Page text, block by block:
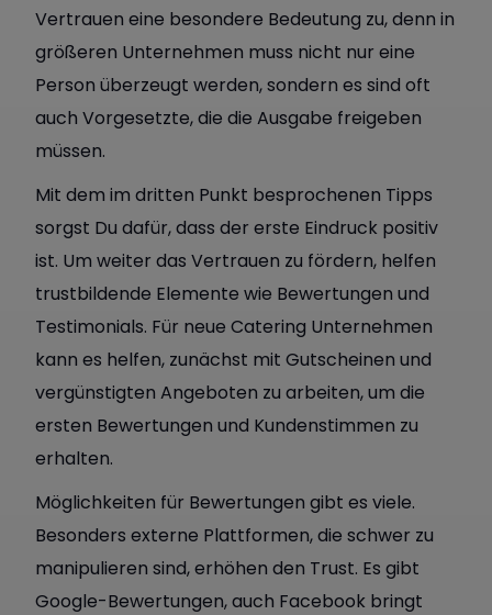
Vertrauen eine besondere Bedeutung zu, denn in
größeren Unternehmen muss nicht nur eine
Person überzeugt werden, sondern es sind oft
auch Vorgesetzte, die die Ausgabe freigeben
müssen.
Mit dem im dritten Punkt besprochenen Tipps
sorgst Du dafür, dass der erste Eindruck positiv
ist. Um weiter das Vertrauen zu fördern, helfen
trustbildende Elemente wie Bewertungen und
Testimonials. Für neue Catering Unternehmen
kann es helfen, zunächst mit Gutscheinen und
vergünstigten Angeboten zu arbeiten, um die
ersten Bewertungen und Kundenstimmen zu
erhalten.
Möglichkeiten für Bewertungen gibt es viele.
Besonders externe Plattformen, die schwer zu
manipulieren sind, erhöhen den Trust. Es gibt
Google-Bewertungen, auch Facebook bringt